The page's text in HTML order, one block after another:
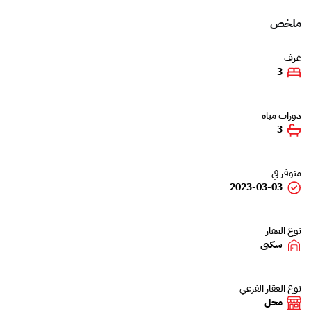
ملخص
غرف
3
دورات مياه
3
متوفر في
2023-03-03
نوع العقار
سكني
نوع العقار الفرعي
محل